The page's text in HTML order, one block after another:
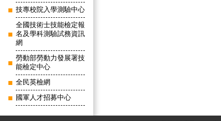
技專校院入學測驗中心
全國技術士技能檢定報
名及學科測驗試務資訊
網
勞動部勞動力發展署技
能檢定中心
全民英檢網
國軍人才招募中心